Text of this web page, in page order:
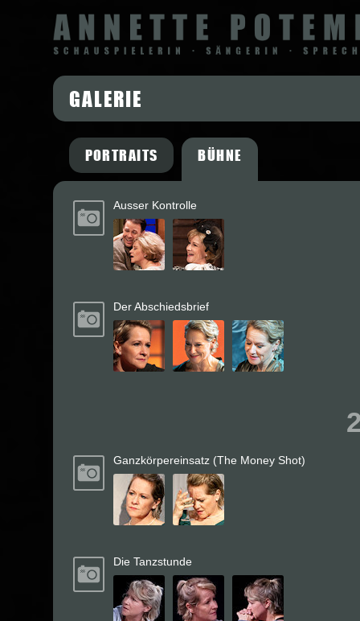
GALERIE
PORTRAITS BÜHNE
Ausser Kontrolle
Der Abschiedsbrief
Ganzkörpereinsatz (The Money Shot)
Die Tanzstunde